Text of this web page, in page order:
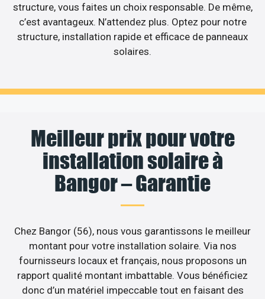
structure, vous faites un choix responsable. De même,
c’est avantageux. N’attendez plus. Optez pour notre
structure, installation rapide et efficace de panneaux
solaires.
Meilleur prix pour votre
installation solaire à
Bangor – Garantie
Chez Bangor (56), nous vous garantissons le meilleur
montant pour votre installation solaire. Via nos
fournisseurs locaux et français, nous proposons un
rapport qualité montant imbattable. Vous bénéficiez
donc d’un matériel impeccable tout en faisant des